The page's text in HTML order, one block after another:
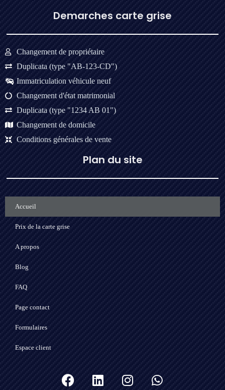
Demarches carte grise
Changement de propriétaire
Duplicata (type "AB-123-CD")
Immatriculation véhicule neuf
Changement d'état matrimonial
Duplicata (type "1234 AB 01")
Changement de domicile
Conditions générales de vente
Plan du site
Accueil
Prix de la carte grise
A propos
Blog
FAQ
Page contact
Formulaires
Espace client